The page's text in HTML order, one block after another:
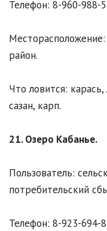
Телефон: 8-960-988-
район.
Что ловится:
сазан, карп.
21. Озеро Кабанье.
Пользователь:
потребительский
Телефон: 8-923-694-